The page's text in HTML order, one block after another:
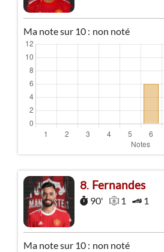
Ma note sur 10 : non noté
8 Fernandes
90' 1 1
Ma note sur 10 : non noté